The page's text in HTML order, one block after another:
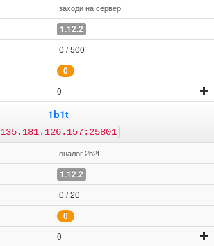
заходи на сервер
1.12.2
0 / 500
0
0
1b1t
135.181.126.157:25801
оналог 2b2t
1.12.2
0 / 20
0
0